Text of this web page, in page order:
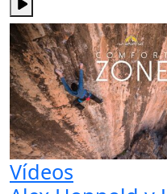
Vídeos